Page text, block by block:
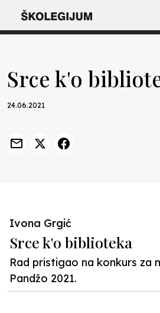
Srce k'o
24.06.2021
Ivona Grgić
Srce k'o biblioteka
Rad pristigao na konkurs za
Pandžo 2021.